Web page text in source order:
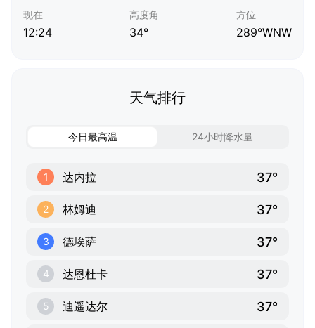
现在
12:24
高度角
34°
方位
289°WNW
天气排行
今日最高温 24小时降水量
1 达内拉 37°
2 林姆迪 37°
3 德埃萨 37°
4 达恩杜卡 37°
5 迪遥达尔 37°